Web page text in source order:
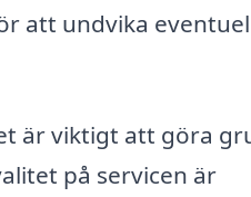
att undvika
är viktigt att göra
på servicen är